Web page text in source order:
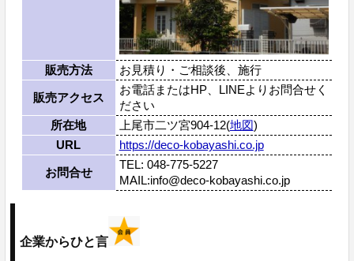
販売方法 お見積り・ご相談後、施行
販売アクセス
お電話またはHP、LINEよりお問合せく
ださい
所在地
上尾市二ツ宮904-12(地図)
URL
https://deco-kobayashi.co.jp
お問合せ
TEL: 048-775-5227
MAIL:info@deco-kobayashi.co.jp
企業からひと言